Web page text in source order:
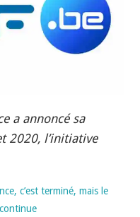
a annoncé sa
2020, l’initiative
c’est terminé, mais le